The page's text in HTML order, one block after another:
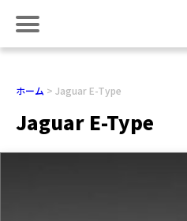
ホーム Jaguar E-Type
Jaguar E-Type